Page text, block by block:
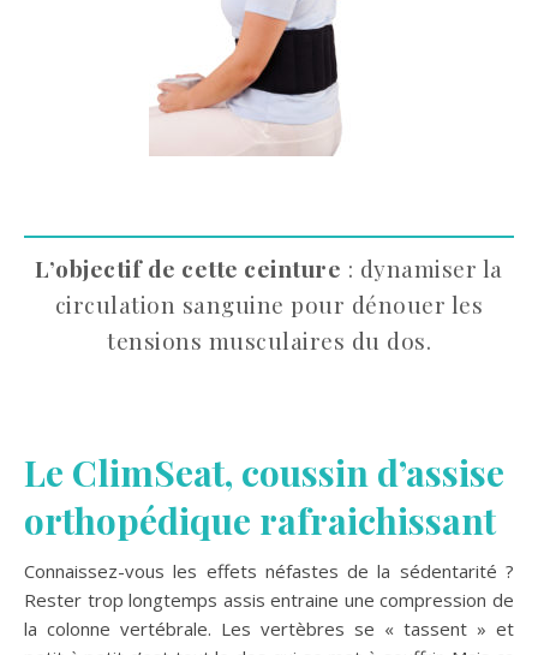
L’objectif de cette ceinture : dynamiser la
circulation sanguine pour dénouer les
tensions musculaires du dos.
Le ClimSeat, coussin d’assise
orthopédique rafraichissant
Connaissez-vous les effets néfastes de la sédentarité ?
Rester trop longtemps assis entraine une compression de
la colonne vertébrale. Les vertèbres se « tassent » et